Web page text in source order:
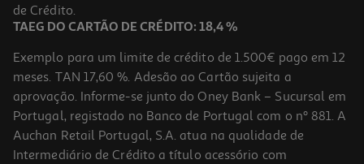
de Crédito.
TAEG DO CARTÃO DE CRÉDITO: 18,4 %
Exemplo para um limite de crédito de 1.500€ pago em 12
meses. TAN 17,60 %. Adesão ao Cartão sujeita a
aprovação. Informe-se junto do Oney Bank – Sucursal em
Portugal, registado no Banco de Portugal com o nº 881. A
Auchan Retail Portugal, S.A. atua na qualidade de
Intermediário de Crédito a título acessório com